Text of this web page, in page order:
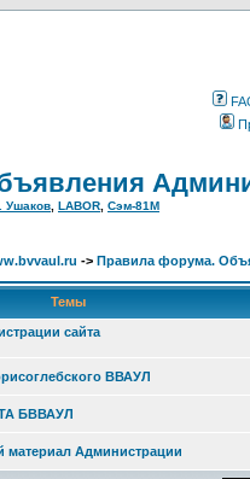
Ушаков LABOR Сэм-81М
-> Правила форума.
Темы
сайта
ВВАУЛ
БВВАУЛ
материал Администрации